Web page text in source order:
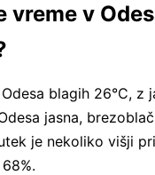
vreme v
blagih 26°C, z
jasna,
je nekoliko višji